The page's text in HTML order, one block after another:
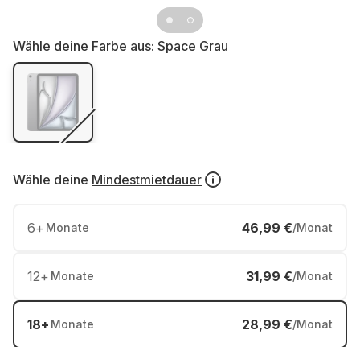
Wähle deine Farbe aus: Space Grau
Wähle deine Mindestmietdauer
6+ Monate 46,99 €/Monat
12+ Monate 31,99 €/Monat
18+ Monate 28,99 €/Monat